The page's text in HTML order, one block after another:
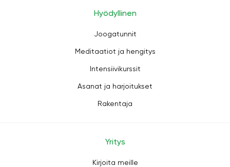
Hyödyllinen
Joogatunnit
Meditaatiot ja hengitys
Intensiivikurssit
Asanat ja harjoitukset
Rakentaja
Yritys
Kirjoita meille